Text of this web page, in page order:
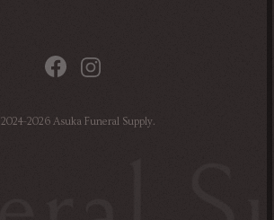
2024-2026Asuka Funeral Supply.